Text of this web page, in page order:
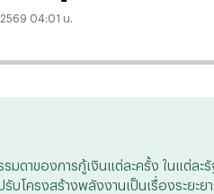
04:01 น.
มดาของการกู้เงินแต่ละครั้ง ในแต่ละ
บโครงสร้างพลังงานเป็นเรื่องระยะย